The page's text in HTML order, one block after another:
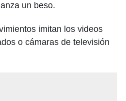
un beso.
imitan los videos
o cámaras de televisión